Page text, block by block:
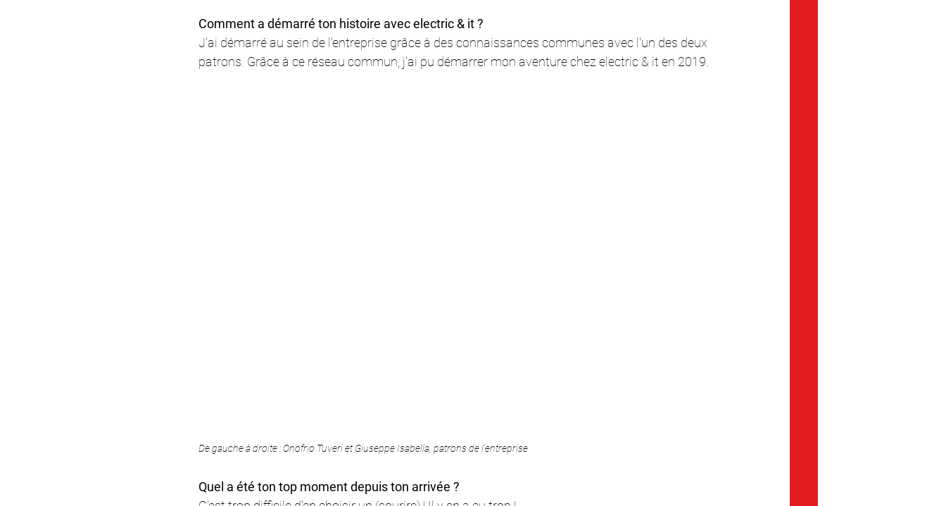
Comment a démarré ton histoire avec electric & it ?
J'ai démarré au sein de l'entreprise grâce à des connaissances communes avec l'un des deux
patrons. Grâce à ce réseau commun, j'ai pu démarrer mon aventure chez electric & it en 2019.
De gauche à droite : Onofrio Tuveri et Giuseppe Isabella, patrons de l'entreprise
Quel a été ton top moment depuis ton arrivée ?